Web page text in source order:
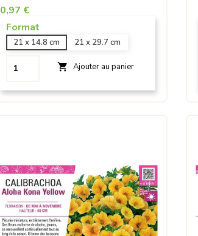
0,97 €
Format
21 x 14.8 cm 21 x 29.7 cm
 Ajouter au panier